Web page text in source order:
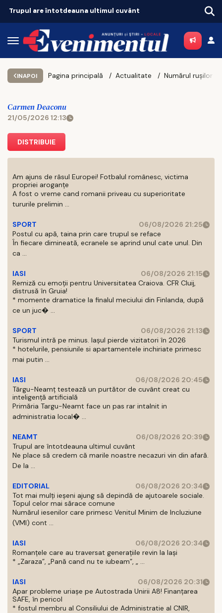
Trupul are întotdeauna ultimul cuvânt
INAPOI Pagina principală Actualitate
Carmen Deaconu
21/05/2026 12:13
DISTRIBUIE
Am ajuns de râsul Europei! Fotbalul românesc, victima
propriei aroganțe
A fost o vreme cand romanii priveau cu superioritate
tururile prelimin ...
SPORT
06/08/2026 21:25
Postul cu apă, taina prin care trupul se reface
În fiecare dimineată, ecranele se aprind unul cate unul. Din
ca ...
IASI
06/08/2026 21:15
Remiză cu emoții pentru Universitatea Craiova. CFR Cluij,
distrusă în Gruia!
* momente dramatice la finalul meciului din Finlanda, după
ce un juc� ...
SPORT
06/08/2026 21:13
Turismul intră pe minus. Iașul pierde vizitatori în 2026
* hotelurile, pensiunile si apartamentele inchiriate primesc
mai putin ...
IASI
06/08/2026 20:45
Târgu-Neamț testează un purtător de cuvânt creat cu
inteligență artificială
Primăria Targu-Neamt face un pas rar intalnit in
administratia local� ...
NEAMT
06/08/2026 20:39
Trupul are întotdeauna ultimul cuvânt
Ne place să credem că marile noastre necazuri vin din afară.
De la ...
EDITORIAL
06/08/2026 20:34
Tot mai mulți ieșeni ajung să depindă de ajutoarele sociale.
Topul celor mai sărace comune
Numărul iesenilor care primesc Venitul Minim de Incluziune
(VMI) cont ...
IASI
06/08/2026 20:34
Romanțele care au traversat generațiile revin la Iași
* „Zaraza”, „Pană cand nu te iubeam”, „ ...
IASI
06/08/2026 20:31
Apar probleme uriașe pe Autostrada Unirii A8! Finanțarea
SAFE, în pericol
* fostul membru al Consiliului de Administratie al CNIR,